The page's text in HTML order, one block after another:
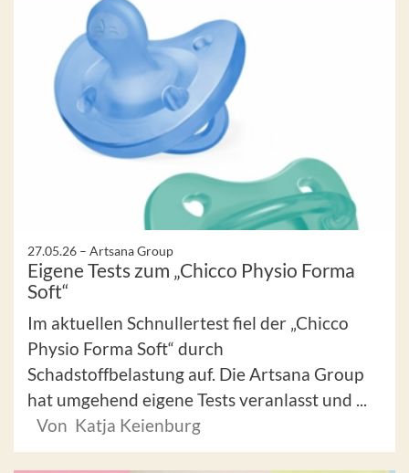
27.05.26 – Artsana Group
Eigene Tests zum „Chicco Physio Forma
Soft“
Im aktuellen Schnullertest fiel der „Chicco
Physio Forma Soft“ durch
Schadstoffbelastung auf. Die Artsana Group
hat umgehend eigene Tests veranlasst und ...
Von Katja Keienburg